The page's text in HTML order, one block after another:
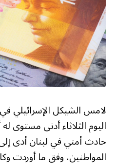
لامس الشيكل الإسرائيلي
اليوم الثلاثاء أدنى مستوى
حادث أمني في لبنان أدى
المواطنين، وفق ما أوردت